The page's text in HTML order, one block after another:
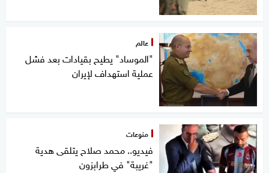
عالم
"الموساد" يطيح بقيادات بعد فشل
عملية استهداف لإيران
منوعات
فيديو.. محمد صلاح يتلقى هدية
"غريبة" في طرابزون